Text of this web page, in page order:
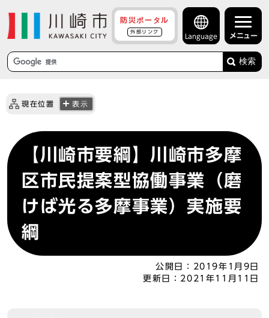
防災ポータル
外部リンク
Language メニュー
検索
現在位置 表示
【川崎市要綱】川崎市多摩
区市民提案型協働事業（磨
けば光る多摩事業）実施要
綱
公開日：
2019年1月9日
更新日： 2021年11月11日